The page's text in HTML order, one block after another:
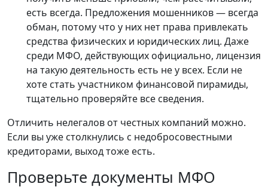
есть всегда. Предложения мошенников — всегда
обман, потому что у них нет права привлекать
средства физических и юридических лиц. Даже
среди МФО, действующих официально, лицензия
на такую деятельность есть не у всех. Если не
хоте стать участником финансовой пирамиды,
тщательно проверяйте все сведения.
Отличить нелегалов от честных компаний можно.
Если вы уже столкнулись с недобросовестными
кредиторами, выход тоже есть.
Проверьте документы МФО